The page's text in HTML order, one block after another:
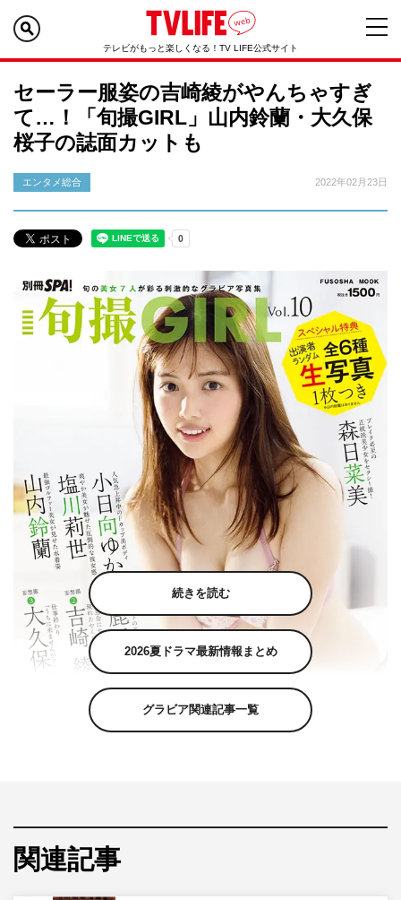
テレビがもっと楽しくなる！TV LIFE公式サイト
セーラー服姿の吉崎綾がやんちゃすぎ
て…！「旬撮GIRL」山内鈴蘭・大久保
桜子の誌面カットも
エンタメ総合 2022年02月23日
「週刊SPA!」で撮り下ろした水着グラビアをまとめた写
真集シリーズ「旬撮GIRL Vol.10」が、2月14日に発売。そ
続きを読む
2026夏ドラマ最新情報まとめ
グラビア関連記事一覧
関連記事